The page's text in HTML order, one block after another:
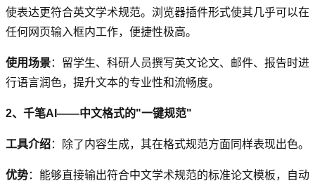
使表达更符合英文学术规范。浏览器插件形式使其几乎可以在
任何网页输入框内工作，便捷性极高。
使用场景：留学生、科研人员撰写英文论文、邮件、报告时进
行语言润色，提升文本的专业性和流畅度。
2、千笔AI——中文格式的"一键规范"
工具介绍：除了内容生成，其在格式规范方面同样表现出色。
优势：能够直接输出符合中文学术规范的标准论文模板，自动